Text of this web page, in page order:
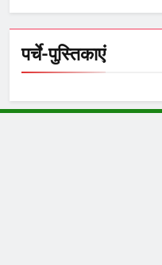
पर्चे-पुस्तिकाएं